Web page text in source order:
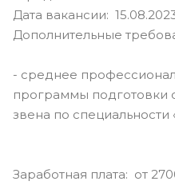
Дата вакансии: 15.08.2023
Дополнительные
- среднее
программы подготовки
звена по специальности
Заработная плата: от